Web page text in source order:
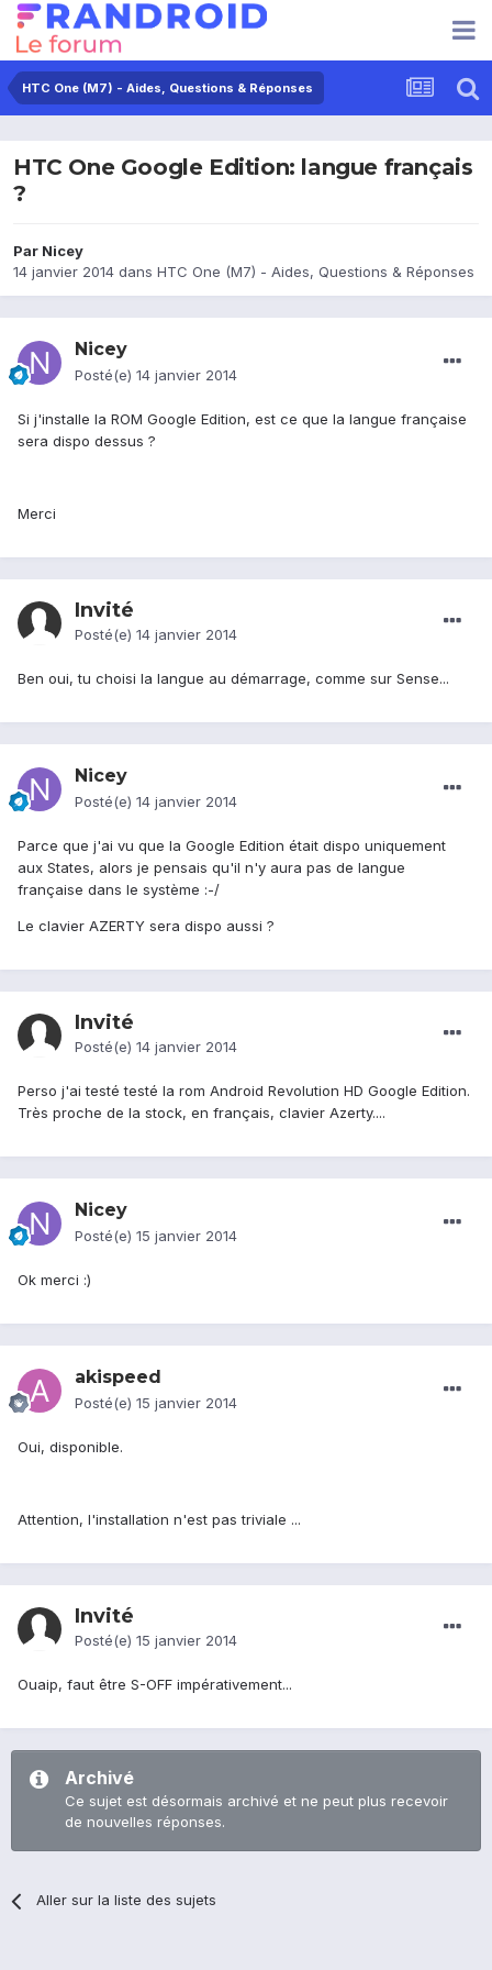
HTC One (M7) - Aides, Questions & Réponses
HTC One Google Edition: langue français
?
Par Nicey
14 janvier 2014 dans HTC One (M7) - Aides, Questions & Réponses
Nicey
Posté(e) 14 janvier 2014
Si j'installe la ROM Google Edition, est ce que la langue française
sera dispo dessus ?
Merci
Invité
Posté(e) 14 janvier 2014
Ben oui, tu choisi la langue au démarrage, comme sur Sense...
Nicey
Posté(e) 14 janvier 2014
Parce que j'ai vu que la Google Edition était dispo uniquement
aux States, alors je pensais qu'il n'y aura pas de langue
française dans le système :-/
Le clavier AZERTY sera dispo aussi ?
Invité
Posté(e) 14 janvier 2014
Perso j'ai testé testé la rom Android Revolution HD Google Edition.
Très proche de la stock, en français, clavier Azerty....
Nicey
Posté(e) 15 janvier 2014
Ok merci :)
akispeed
Posté(e) 15 janvier 2014
Oui, disponible.
Attention, l'installation n'est pas triviale ...
Invité
Posté(e) 15 janvier 2014
Ouaip, faut être S-OFF impérativement...
Archivé
Ce sujet est désormais archivé et ne peut plus recevoir
de nouvelles réponses.
Aller sur la liste des sujets